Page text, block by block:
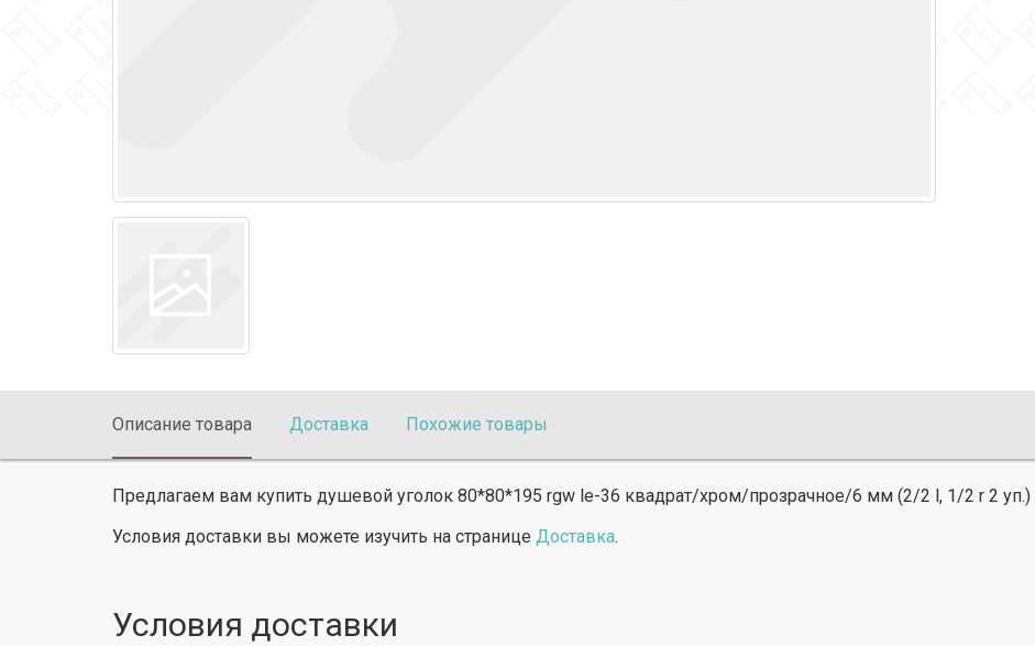
Описание товара Доставка Похожие товары
Предлагаем вам купить душевой уголок 80*80*195 rgw le-36 квадрат/хром/прозрачное/6 мм (2/2 l, 1/2 r 2
Условия доставки вы можете изучить на странице Доставка.
Условия доставки